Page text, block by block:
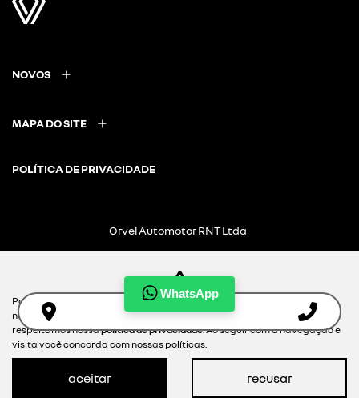
WhatsApp
NOVOS
MAPA DO SITE
POLÍTICA DE PRIVACIDADE
Orvel Automotor RNT Ltda
Desacelere. Seu bem maior é a vida.
Para otimizar sua experiência durante a navegação, fazemos uso de
nossa política de cookies e para proteger seus dados pessoais
respeitamos nossapolítica de privacidade. Ao seguir com a navegação e
visita você concorda com nossas políticas.
aceitar recusar